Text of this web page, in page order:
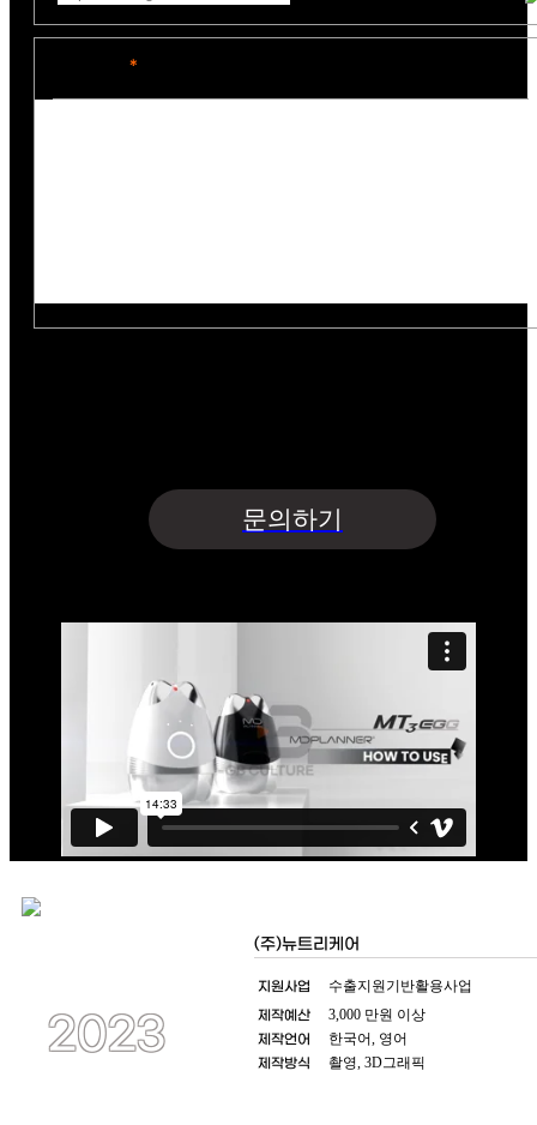
*
문의하기
2023
(주)뉴트리케어
지원사업 수출지원기반활용사업
제작예산 3,000 만원 이상
제작언어 한국어, 영어
제작방식 촬영, 3D그래픽